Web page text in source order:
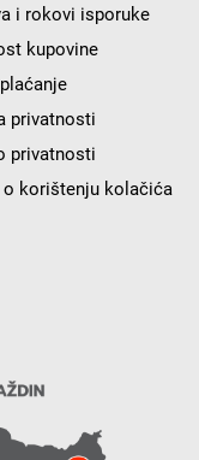
i rokovi isporuke
kupovine
privatnosti
privatnosti
o korištenju kolačića